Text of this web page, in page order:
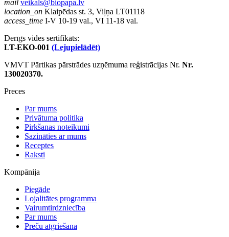
mail veikals@biopapa.lv
location_on Klaipēdas st. 3, Viļņa LT01118
access_time I-V 10-19 val., VI 11-18 val.
Derīgs vides sertifikāts:
LT-EKO-001 (Lejupielādēt)
VMVT Pārtikas pārstrādes uzņēmuma reģistrācijas Nr. Nr.
130020370.
Preces
Par mums
Privātuma politika
Pirkšanas noteikumi
Sazināties ar mums
Receptes
Raksti
Kompānija
Piegāde
Lojalitātes programma
Vairumtirdzniecība
Par mums
Preču atgriešana